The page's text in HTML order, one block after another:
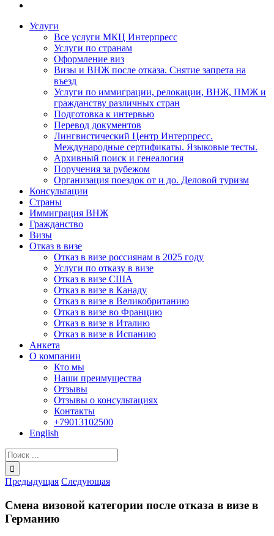
Услуги
Все услуги МКЦ Интерпресс
Услуги по странам
Оформление виз
Визы и ВНЖ после отказа. Снятие запрета на
въезд
Услуги по иммиграции, релокации, ВНЖ, ПМЖ и
гражданству различных стран
Подготовка к интервью
Перевод документов
Лингвистический Центр Интерпресс.
Международные сертификаты. Языковые тесты.
Архивный поиск и генеалогия
Поручения за рубежом
Организация поездок от и до. Деловой туризм
Консультации
Страны
Иммиграция ВНЖ
Гражданство
Визы
Отказ в визе
Отказ в визе россиянам в 2025 году
Услуги по отказу в визе
Отказ в визе США
Отказ в визе в Канаду
Отказ в визе в Великобританию
Отказ в визе во Францию
Отказ в визе в Италию
Отказ в визе в Испанию
Анкета
О компании
Кто мы
Наши преимущества
Отзывы
Отзывы о консультациях
Контакты
+79013102500
English
Результат
поиска:
Предыдущая Следующая
Смена визовой категории после отказа в визе в
Германию